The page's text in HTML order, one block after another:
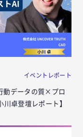
イベントレポート
動データの質×プロ
卓登壇レポート】